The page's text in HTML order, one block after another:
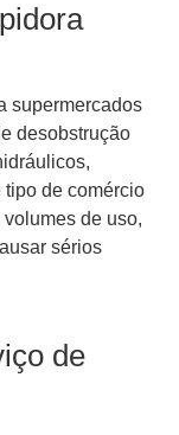
supermercados
desobstrução
de comércio
de uso,
sérios
de